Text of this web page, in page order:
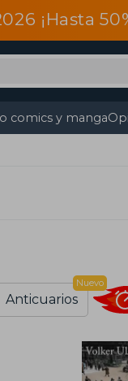
¡Hasta
comics y manga
Anticuarios
Nuevo